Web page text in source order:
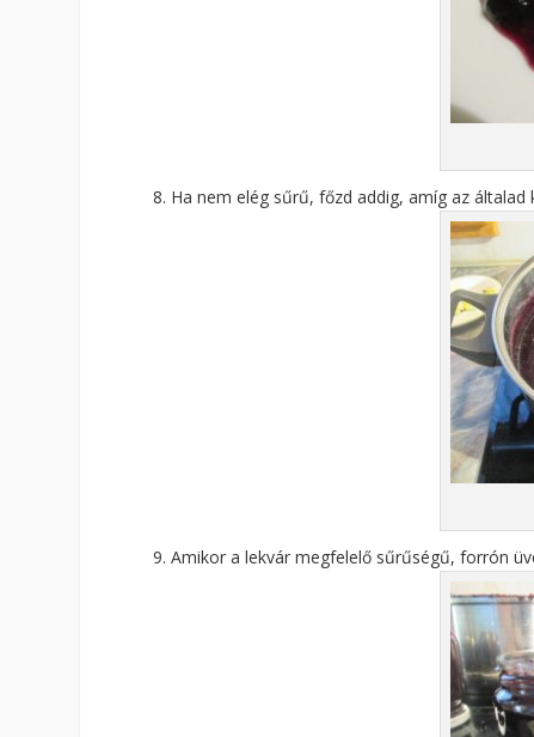
Ha nem elég sűrű, főzd addig, amíg az általad
Amikor a lekvár megfelelő sűrűségű, forrón